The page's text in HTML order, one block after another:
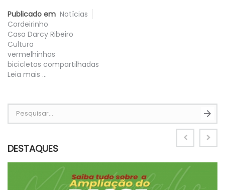
Publicado em Notícias
Cordeirinho
Casa Darcy Ribeiro
Cultura
vermelhinhas
bicicletas compartilhadas
Leia mais ...
Pesquisar...
DESTAQUES